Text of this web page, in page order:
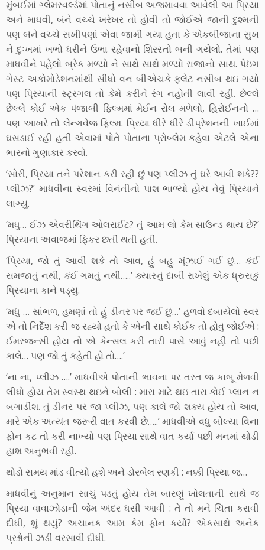
મુંબઈમાં ગ્લેમરવર્લ્ડમાં પોતાનું નસીબ અજમાવવા આવેલી આ પ્રિયા
અને માધવી, બંને વચ્ચે ખરેખર તો હોવી તો જોઈએ જાની દુશ્મની
પણ બંને વચ્ચે સખીપણાં એવા જામી ગયા હતા કે એકબીજાના સુખ
ને દુઃખમાં ખભો ધરીને ઉભા રહેવાનો શિરસ્તો બની ગયેલો. તેમાં પણ
માધવીને પહેલો બ્રેક મળ્યો ને સાથે સાથે મળ્યો રાજાનો સાથ. પેઇંગ
ગેસ્ટ અકોમોડેશનમાંથી સીધો વન બીએચકે ફ્લેટ નસીબ થઇ ગયો
પણ પ્રિયાની સ્ટ્રગલ તો કેમે કરીને રંગ નહોતી લાવી રહી. છેલ્લે
છેલ્લે કોઈ એક પંજાબી ફિલ્મમાં મેઈન રોલ મળેલો, હિરોઈનનો …
પણ આખરે તો લેન્ગવેજ ફિલ્મ. પ્રિયા ધીરે ધીરે ડીપ્રેશનની ખાઈમાં
ઘસડાઈ રહી હતી એવામાં પોતે પોતાના પ્રોબ્લેમ કહેવા એટલે એના
ભારનો ગુણાકાર કરવો.
‘સોરી, પ્રિયા તને પરેશાન કરી રહી છું પણ પ્લીઝ તું ઘરે આવી શકે??
પ્લીઝ?’ માધવીના સ્વરમાં વિનંતીનો પાશ ભાળ્યો હોય તેવું પ્રિયાને
લાગ્યું.
‘મધુ… ઈઝ એવરીથિંગ ઓલરાઈટ? તું આમ લો કેમ સાઉન્ડ થાય છે?’
પ્રિયાના અવાજમાં ફિકર છતી થતી હતી.
‘પ્રિયા, જો તું આવી શકે તો આવ, હું બહુ મૂંઝાઈ ગઈ છું… કંઈ
સમજાતું નથી, કંઈ ગમતું નથી…..’ ક્યારનું દાબી રાખેલું એક ધ્રુસકું
પ્રિયાના કાને પડ્યું.
‘મધુ … સાંભળ, હમણાં તો હું ડીનર પર જઈ છું…’ હળવો દબાયેલો સ્વર
એ તો નિર્દેશ કરી જ રહ્યો હતો કે એની સાથે કોઈક તો હોવું જોઈએ :
ઈમરજન્સી હોય તો એ કેન્સલ કરી તારી પાસે આવું નહીં તો પછી
કાલે… પણ જો તું કહેતી હો તો….’
‘ના ના, પ્લીઝ ….’ માધવીએ પોતાની ભાવના પર તરત જ કાબૂ મેળવી
લીધો હોય તેમ સ્વસ્થ થઇને બોલી : મારા માટે થઇ તારા કોઈ પ્લાન ન
બગાડીશ. તું ડીનર પર જા પ્લીઝ, પણ કાલે જો શક્ય હોય તો આવ,
મારે એક અત્યંત જરૂરી વાત કરવી છે…..’ માધવીએ વધુ બોલ્યા વિના
ફોન કટ તો કરી નાખ્યો પણ પ્રિયા સાથે વાત કર્યા પછી મનમાં થોડી
હાશ અનુભવી રહી.
થોડો સમય માંડ વીત્યો હશે અને ડોરબેલ રણકી : નક્કી પ્રિયા જ…
માધવીનું અનુમાન સાચું પડતું હોય તેમ બારણું ખોલતાની સાથે જ
પ્રિયા વાવાઝોડાની જેમ અંદર ધસી આવી : તેં તો મને ચિંતા કરાવી
દીધી, શું થયું? અચાનક આમ કેમ ફોન કર્યો? એકસાથે અનેક
પ્રશ્નોની ઝડી વરસાવી દીધી.